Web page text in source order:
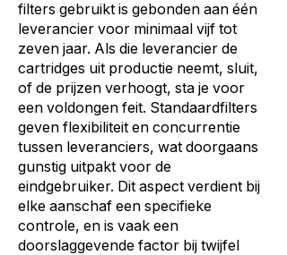
filters gebruikt is gebonden aan één
leverancier voor minimaal vijf tot
zeven jaar. Als die leverancier de
cartridges uit productie neemt, sluit,
of de prijzen verhoogt, sta je voor
een voldongen feit. Standaardfilters
geven flexibiliteit en concurrentie
tussen leveranciers, wat doorgaans
gunstig uitpakt voor de
eindgebruiker. Dit aspect verdient bij
elke aanschaf een specifieke
controle, en is vaak een
doorslaggevende factor bij twijfel